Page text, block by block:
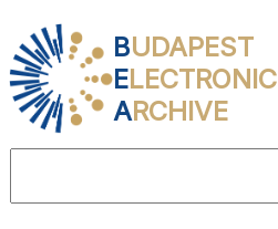
BUDAPEST
ELECTRONIC
ARCHIVE